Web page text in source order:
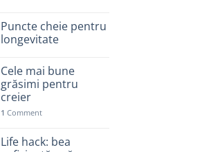
Puncte cheie pentru
longevitate
Cele mai bune
grăsimi pentru
creier
1 Comment
Life hack: bea